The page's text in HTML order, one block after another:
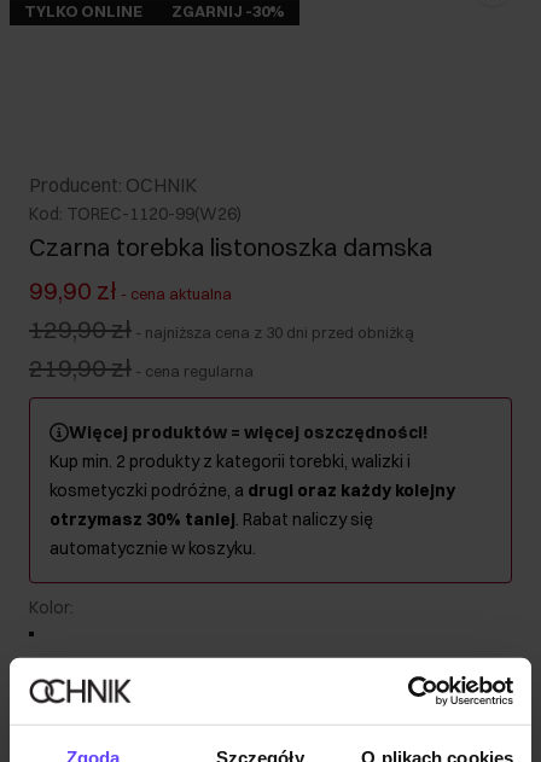
Zgoda Szczegóły O plikach cookies
TYLKO ONLINE ZGARNIJ -30%
Producent: OCHNIK
Kod: TOREC-1120-99(W26)
Czarna torebka listonoszka damska
99,90 zł - cena aktualna
129,90 zł - najniższa cena z 30 dni przed obniżką
219,90 zł - cena regularna
Więcej produktów = więcej oszczędności!
Kup min. 2 produkty z kategorii torebki, walizki i
kosmetyczki podróżne, a drugi oraz każdy kolejny
otrzymasz 30% taniej. Rabat naliczy się
automatycznie w koszyku.
Kolor: